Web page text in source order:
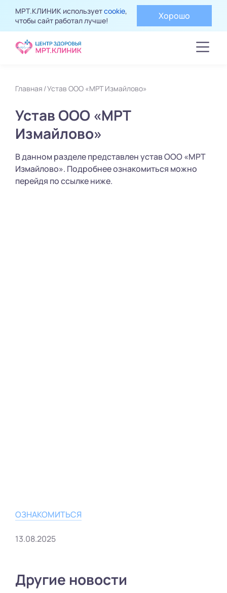
МРТ.КЛИНИК используетcookie,
чтобы сайт работал лучше!
Хорошо
Главная Устав ООО «МРТ Измайлово»
Устав ООО «МРТ
Измайлово»
В данном разделе представлен устав ООО «МРТ
Измайлово». Подробнее ознакомиться можно
перейдя по ссылке ниже.
ОЗНАКОМИТЬСЯ
13.08.2025
Другие новости